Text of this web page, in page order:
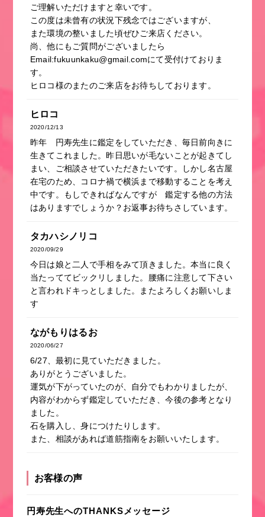
ご理解いただけますと幸いです。
この度は未曾有の状況下残念ではございますが、
また環境の整いました頃ぜひご来店ください。
尚、他にもご質問がございましたら
Email:fukuunkaku@gmail.comにて受付けておりま
す。
ヒロコ様のまたのご来店をお待ちしております。
ヒロコ
2020/12/13
昨年 円寿先生に鑑定をしていただき、毎日前向きに
生きてこれました。昨日思いが毛ないことが起きてし
まい、ご相談させていただきたいです。しかし名古屋
在宅のため、コロナ禍で横浜まで移動することを考え
中です。もしできればなんですが 鑑定する他の方法
はありますでしょうか？お返事お待ちさしています。
タカハシノリコ
2020/09/29
今日は娘と二人で手相をみて頂きました。本当に良く
当たっててビックリしました。腰痛に注意して下さい
と言われドキっとしました。またよろしくお願いしま
す
ながもりはるお
2020/06/27
6/27、最初に見ていただきました。
ありがとうございました。
運気が下がっていたのが、自分でもわかりましたが、
内容がわからず鑑定していただき、今後の参考となり
ました。
石を購入し、身につけたりします。
また、相談があれば道筋指南をお願いいたします。
お客様の声
円寿先生へのTHANKSメッセージ